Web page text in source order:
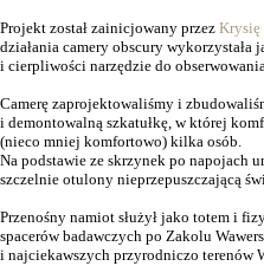
Projekt został zainicjowany przez Krysię
działania camery obscury wykorzystała
i cierpliwości narzędzie do
Camerę zaprojektowaliśmy i
i demontowalną szkatułkę, w której
(nieco mniej komfortowo) kilka osób.
Na podstawie ze skrzynek po napojach
szczelnie otulony nieprzepuszczającą
Przenośny namiot służył jako totem i
spacerów badawczych po Zakolu
i najciekawszych przyrodniczo terenów